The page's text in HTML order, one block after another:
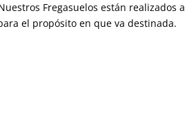
Fregasuelos están realizados a
el propósito en que va destinada.